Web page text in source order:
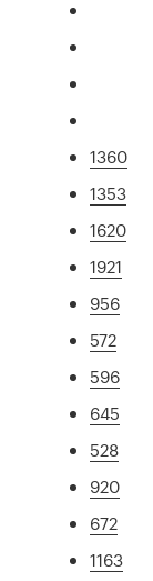
1360
1353
1620
1921
956
572
596
645
528
920
672
1163